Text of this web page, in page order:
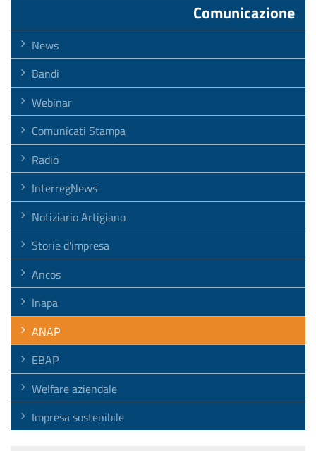
Comunicazione
News
Bandi
Webinar
Comunicati Stampa
Radio
InterregNews
Notiziario Artigiano
Storie d'impresa
Ancos
Inapa
ANAP
EBAP
Welfare aziendale
Impresa sostenibile